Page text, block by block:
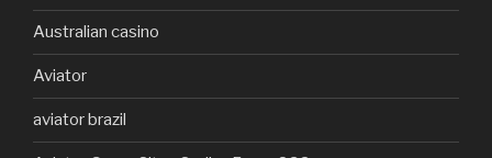
Australian casino
Aviator
aviator brazil